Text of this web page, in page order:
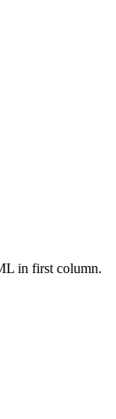
in first column.